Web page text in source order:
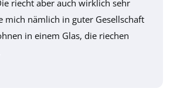
riecht aber auch wirklich sehr
mich nämlich in guter Gesellschaft
in einem Glas, die riechen